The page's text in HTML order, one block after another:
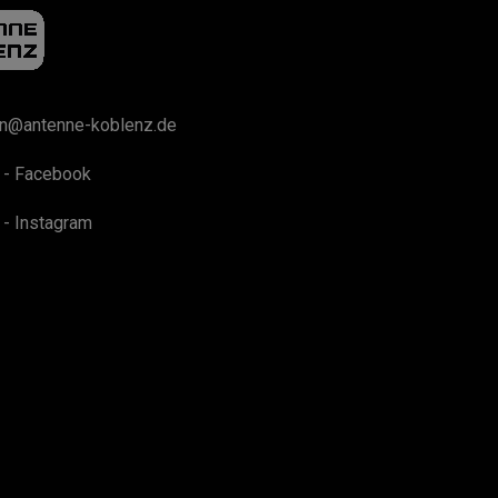
koblenz.de
Facebook
Instagram